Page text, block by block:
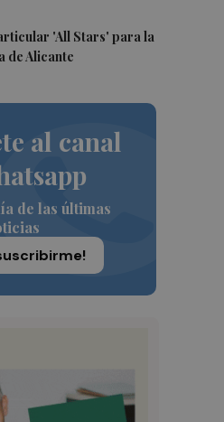
'All Stars' para la
de Alicante
al canal
de las últimas
suscribirme!